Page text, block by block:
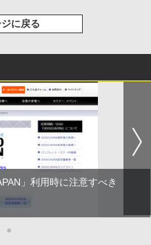
ジに戻る
」利用時に注意すべき
●